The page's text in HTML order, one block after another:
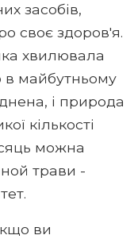
засобів,
своє здоров'я.
хвилювала
майбутньому
і природа
кількості
можна
трави -
ви